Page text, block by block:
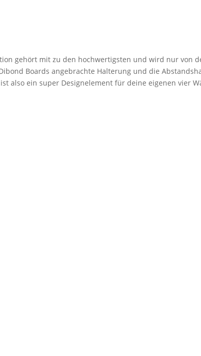
gehört mit zu den hochwertigsten und wird nur von
Boards angebrachte Halterung und die
also ein super Designelement für deine eigenen vier